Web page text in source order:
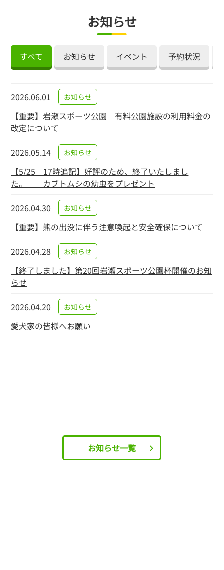
お知らせ
すべて お知らせ イベント 予約状況
2026.06.01 お知らせ
【重要】岩瀬スポーツ公園 有料公園施設の利用料金の
改定について
2026.05.14 お知らせ
【5/25 17時追記】好評のため、終了いたしまし
た。 カブトムシの幼虫をプレゼント
2026.04.30 お知らせ
【重要】熊の出没に伴う注意喚起と安全確保について
2026.04.28 お知らせ
【終了しました】第20回岩瀬スポーツ公園杯開催のお知
らせ
2026.04.20 お知らせ
愛犬家の皆様へお願い
お知らせ一覧